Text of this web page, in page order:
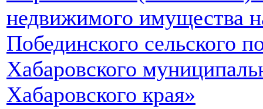
недвижимого имущества
Побединского сельского
Хабаровского
Хабаровского края»